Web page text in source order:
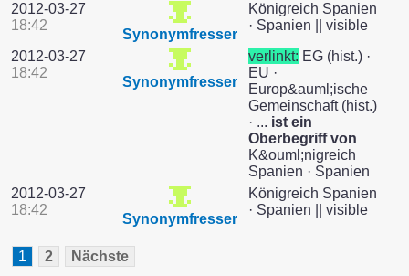
2012-03-27
18:42
Synonymfresser
Königreich Spanien
· Spanien || visible
2012-03-27
18:42
Synonymfresser
verlinkt: EG (hist.) ·
EU ·
Europ&auml;ische
Gemeinschaft (hist.)
· ... ist ein
Oberbegriff von
K&ouml;nigreich
Spanien · Spanien
2012-03-27
18:42
Synonymfresser
Königreich Spanien
· Spanien || visible
1 2 Nächste